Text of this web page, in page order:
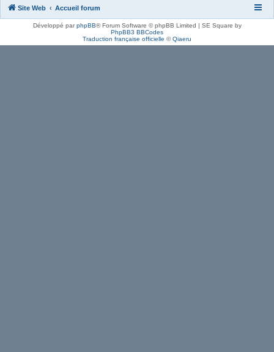
Site Web Accueil forum
Développé parphpBB® Forum Software © phpBB Limited | SE Square by
PhpBB3 BBCodes
Traduction française officielle ©Qiaeru